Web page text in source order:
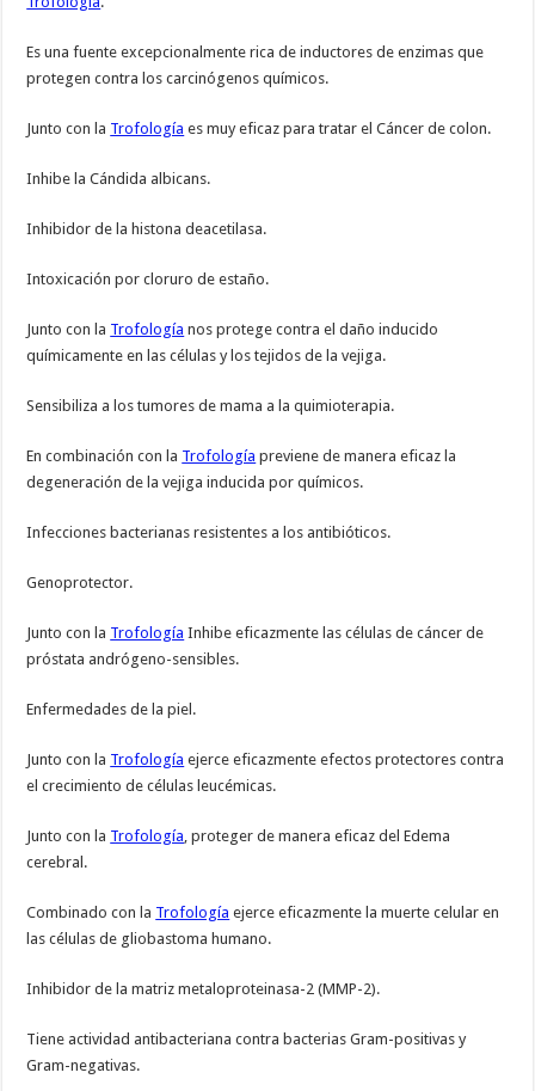
Es una fuente excepcionalmente rica de inductores de enzimas que
protegen contra los carcinógenos químicos.
Junto con la Trofología es muy eficaz para tratar el Cáncer de colon.
Inhibe la Cándida albicans.
Inhibidor de la histona deacetilasa.
Intoxicación por cloruro de estaño.
Junto con la Trofología nos protege contra el daño inducido
químicamente en las células y los tejidos de la vejiga.
Sensibiliza a los tumores de mama a la quimioterapia.
En combinación con la Trofología previene de manera eficaz la
degeneración de la vejiga inducida por químicos.
Infecciones bacterianas resistentes a los antibióticos.
Genoprotector.
Junto con la Trofología Inhibe eficazmente las células de cáncer de
próstata andrógeno-sensibles.
Enfermedades de la piel.
Junto con la Trofología ejerce eficazmente efectos protectores contra
el crecimiento de células leucémicas.
Junto con la Trofología, proteger de manera eficaz del Edema
cerebral.
Combinado con la Trofología ejerce eficazmente la muerte celular en
las células de gliobastoma humano.
Inhibidor de la matriz metaloproteinasa-2 (MMP-2).
Tiene actividad antibacteriana contra bacterias Gram-positivas y
Gram-negativas.